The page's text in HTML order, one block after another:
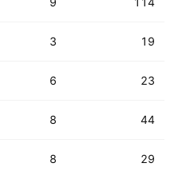
3 19
6 23
8 44
8 29